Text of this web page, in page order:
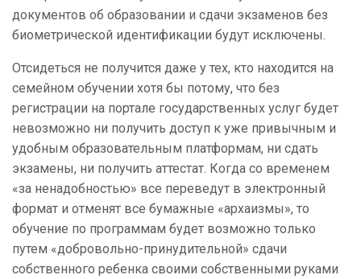
документов об образовании и сдачи экзаменов без
биометрической идентификации будут исключены.
Отсидеться не получится даже у тех, кто находится на
семейном обучении хотя бы потому, что без
регистрации на портале государственных услуг будет
невозможно ни получить доступ к уже привычным и
удобным образовательным платформам, ни сдать
экзамены, ни получить аттестат. Когда со временем
«за ненадобностью» все переведут в электронный
формат и отменят все бумажные «архаизмы», то
обучение по программам будет возможно только
путем «добровольно-принудительной» сдачи
собственного ребенка своими собственными руками